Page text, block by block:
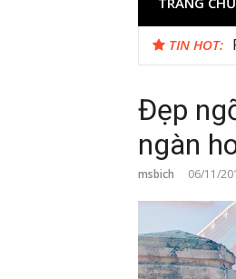
TIN HOT:
Đẹp
ngàn
msbich 06/11/